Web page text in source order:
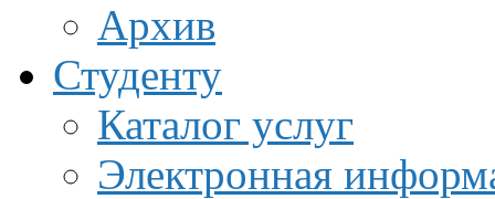
Архив
Студенту
Каталог услуг
Электронная